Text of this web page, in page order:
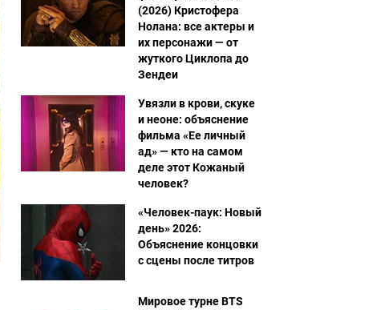
(2026) Кристофера
Нолана: все актеры и
их персонажи — от
жуткого Циклопа до
Зендеи
Увязли в крови, скуке
и неоне: объяснение
фильма «Ее личный
ад» — кто на самом
деле этот Кожаный
человек?
«Человек-паук: Новый
день» 2026:
Объяснение концовки
с сцены после титров
Мировое турне BTS